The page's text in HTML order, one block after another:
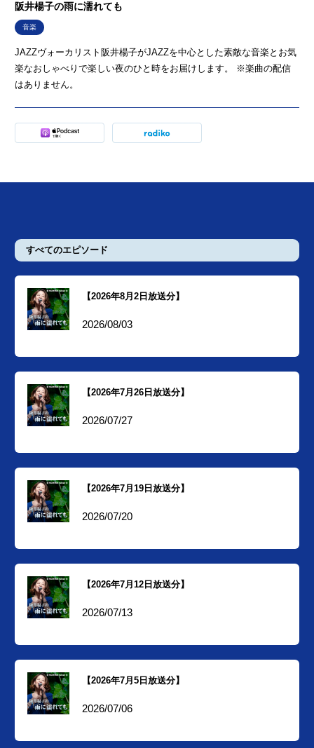
阪井楊子の雨に濡れても
音楽
JAZZヴォーカリスト阪井楊子がJAZZを中心とした素敵な音楽とお気
楽なおしゃべりで楽しい夜のひと時をお届けします。 ※楽曲の配信
はありません。
すべてのエピソード
【2026年8月2日放送分】
2026/08/03
【2026年7月26日放送分】
2026/07/27
【2026年7月19日放送分】
2026/07/20
【2026年7月12日放送分】
2026/07/13
【2026年7月5日放送分】
2026/07/06